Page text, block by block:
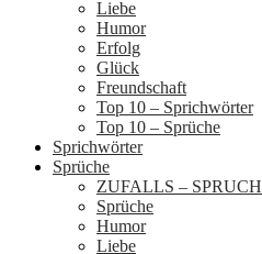
Liebe
Humor
Erfolg
Glück
Freundschaft
Top 10 – Sprichwörter
Top 10 – Sprüche
Sprichwörter
Sprüche
ZUFALLS – SPRUCH
Sprüche
Humor
Liebe